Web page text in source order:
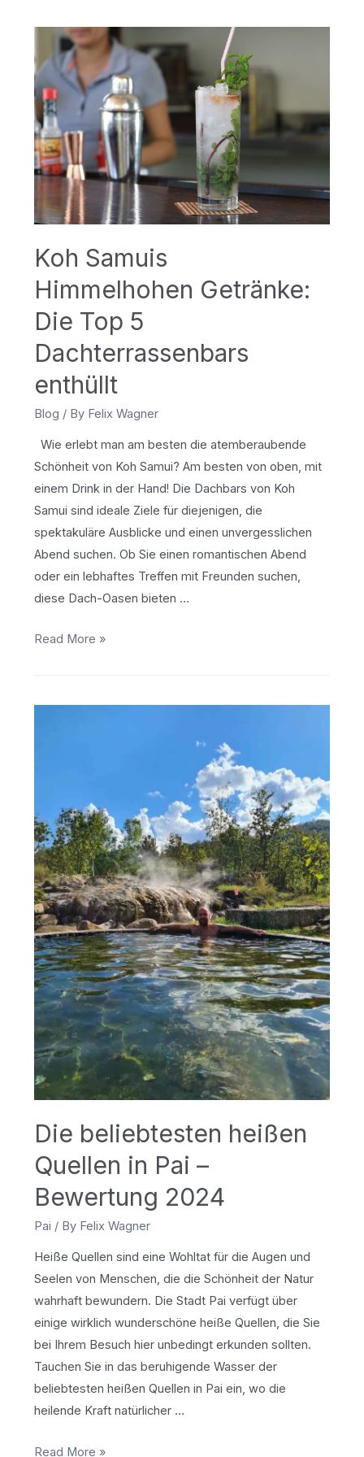
in
Hin
Koh Samuis
Himmelhohen Getränke:
Die Top 5
Dachterrassenbars
enthüllt
Blog / By Felix Wagner
Wie erlebt man am besten die atemberaubende
Schönheit von Koh Samui? Am besten von oben, mit
einem Drink in der Hand! Die Dachbars von Koh
Samui sind ideale Ziele für diejenigen, die
spektakuläre Ausblicke und einen unvergesslichen
Abend suchen. Ob Sie einen romantischen Abend
oder ein lebhaftes Treffen mit Freunden suchen,
diese Dach-Oasen bieten …
Koh
Getränke:
enthüllt
Read More »
Die beliebtesten heißen
Quellen in Pai –
Bewertung 2024
Pai / By Felix Wagner
Heiße Quellen sind eine Wohltat für die Augen und
Seelen von Menschen, die die Schönheit der Natur
wahrhaft bewundern. Die Stadt Pai verfügt über
einige wirklich wunderschöne heiße Quellen, die Sie
bei Ihrem Besuch hier unbedingt erkunden sollten.
Tauchen Sie in das beruhigende Wasser der
beliebtesten heißen Quellen in Pai ein, wo die
heilende Kraft natürlicher …
Die
Read More »